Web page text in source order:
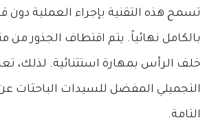
تسمح هذه التقنية بإجراء العملية
بالكامل نهائياً. يتم اقتطاف الجذور
خلف الرأس بمهارة استثنائية. لذلك،
التجميلي المفضل للسيدات الباحثات
التامة.